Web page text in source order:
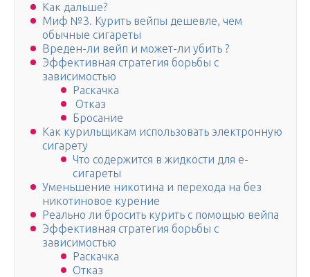
Как дальше?
Миф №3. Курить вейпы дешевле, чем
обычные сигареты
Вреден-ли вейп и может-ли убить ?
Эффективная стратегия борьбы с
зависимостью
Раскачка
Отказ
Бросание
Как курильщикам использовать электронную
сигарету
Что содержится в жидкости для е-
сигареты
Уменьшение никотина и перехода на без
никотиновое курение
Реально ли бросить курить с помощью вейпа
Эффективная стратегия борьбы с
зависимостью
Раскачка
Отказ